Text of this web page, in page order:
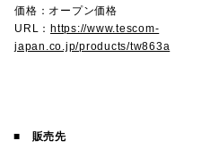
価格：オープン価格
URL： https://www.tescom-
japan.co.jp/products/tw863a
■ 販売先